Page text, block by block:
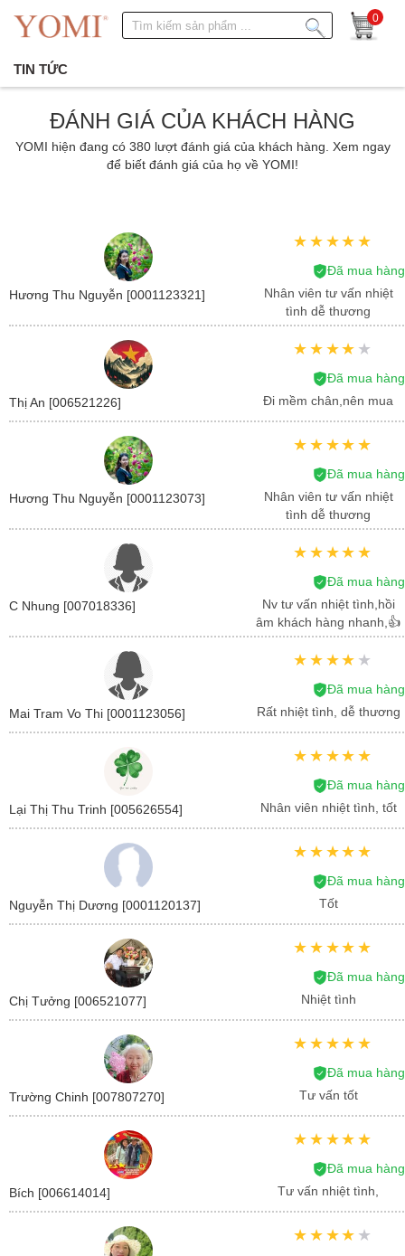
0
TIN TỨC
ĐÁNH GIÁ CỦA KHÁCH HÀNG
YOMI hiện đang có 380 lượt đánh giá của khách hàng. Xem ngay
để biết đánh giá của họ về YOMI!
Hương Thu Nguyễn [0001123321]
Đã mua hàng
Nhân viên tư vấn nhiệt
tình dễ thương
Thị An [006521226]
Đã mua hàng
Đi mềm chân,nên mua
Hương Thu Nguyễn [0001123073]
Đã mua hàng
Nhân viên tư vấn nhiệt
tình dễ thương
C Nhung [007018336]
Đã mua hàng
Nv tư vấn nhiệt tình,hồi
âm khách hàng nhanh,👍
Mai Tram Vo Thi [0001123056]
Đã mua hàng
Rất nhiệt tình, dễ thương
Lại Thị Thu Trinh [005626554]
Đã mua hàng
Nhân viên nhiệt tình, tốt
Nguyễn Thị Dương [0001120137]
Đã mua hàng
Tốt
Chị Tưởng [006521077]
Đã mua hàng
Nhiệt tình
Trường Chinh [007807270]
Đã mua hàng
Tư vấn tốt
Bích [006614014]
Đã mua hàng
Tư vấn nhiệt tình,